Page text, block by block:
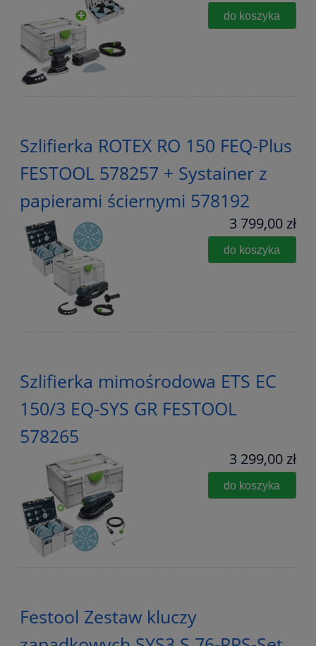
do koszyka
Szlifierka ROTEX RO 150 FEQ-Plus
FESTOOL 578257 + Systainer z
papierami ściernymi 578192
3 799,00 zł
do koszyka
Szlifierka mimośrodowa ETS EC
150/3 EQ-SYS GR FESTOOL
578265
3 299,00 zł
do koszyka
Festool Zestaw kluczy